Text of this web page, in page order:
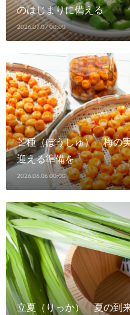
のはじまりに備える
2026.07.07 00:00
芒種（ぼうしゅ） 梅の
迎える準備を
2026.06.06 00:00
立夏（りっか） 夏の到